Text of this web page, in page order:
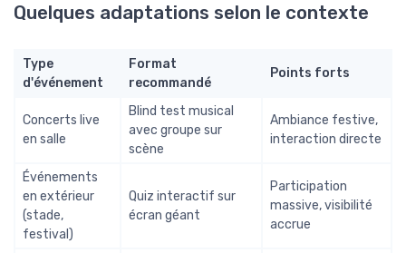
Quelques adaptations selon le contexte
Type
d'événement
Format
recommandé
Points forts
Concerts live
en salle
Blind test musical
avec groupe sur
scène
Ambiance festive,
interaction directe
Événements
en extérieur
(stade,
festival)
Quiz interactif sur
écran géant
Participation
massive, visibilité
accrue